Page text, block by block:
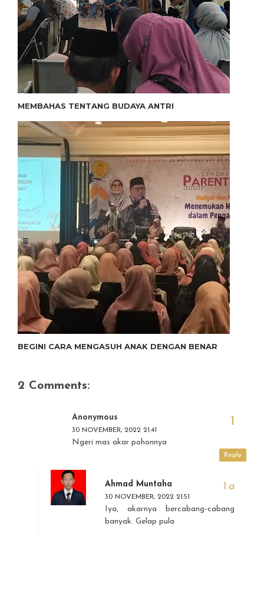
MEMBAHAS TENTANG BUDAYA ANTRI
BEGINI CARA MENGASUH ANAK DENGAN BENAR
2 Comments:
Anonymous
30 NOVEMBER, 2022 21:41
Ngeri mas akar pohonnya
Reply
Ahmad Muntaha
30 NOVEMBER, 2022 21:51
Iya, akarnya bercabang-cabang
banyak. Gelap pula